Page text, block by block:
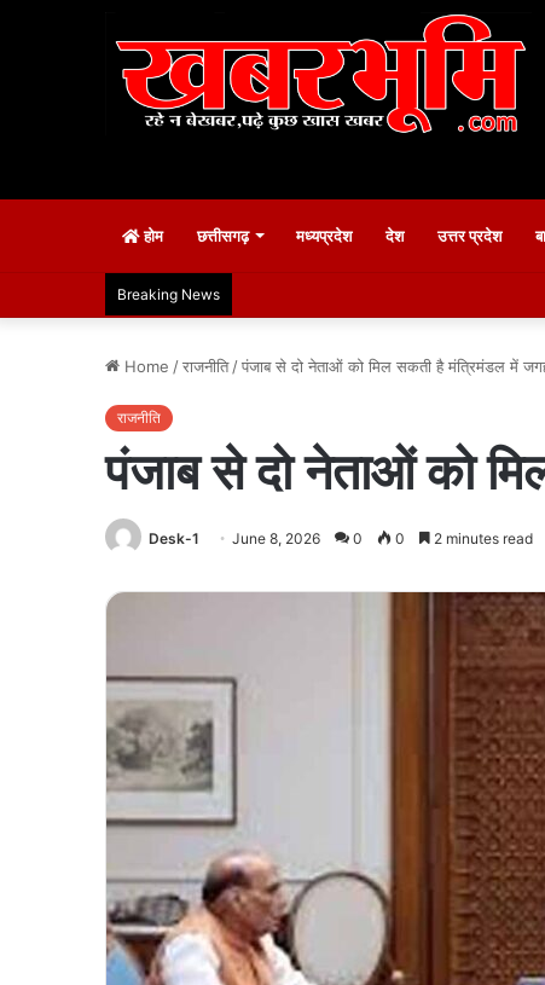
होम छत्तीसगढ़ मध्यप्रदेश देश उत्तर प्रदेश
Breaking News
Home /राजनीति /पंजाब से दो नेताओं को मिल सकती है मंत्रिमंडल में
राजनीति
पंजाब से दो नेताओं को
Desk-1 June 8, 2026 0 0 2 minutes read